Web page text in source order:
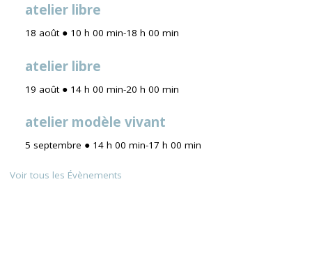
atelier libre
18 août ● 10 h 00 min-18 h 00 min
atelier libre
19 août ● 14 h 00 min-20 h 00 min
atelier modèle vivant
5 septembre ● 14 h 00 min-17 h 00 min
Voir tous les Évènements